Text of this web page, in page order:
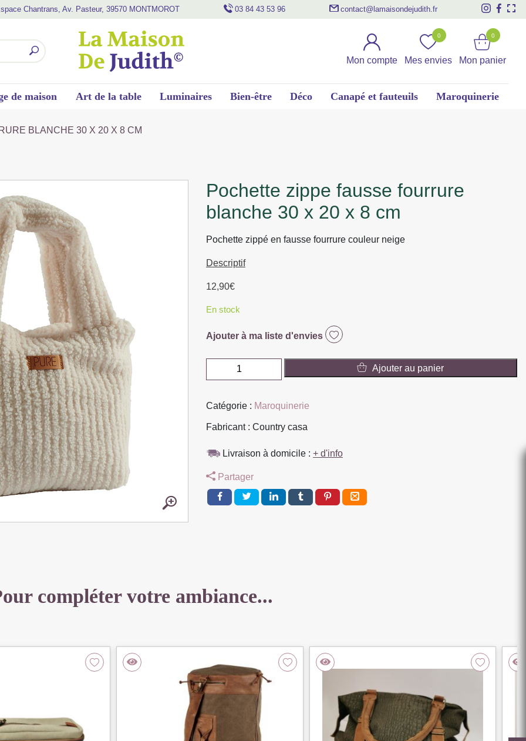
Chantrans, Av. Pasteur, 39570 MONTMOROT 03 84 43 53 96 contact@lamaisondejudith.fr
Mon compte Mes envies
0
Mon panier
0
de maison Art de la table Luminaires Bien-être Déco Canapé et fauteuils Maroquinerie
BLANCHE 30 X 20 X 8 CM
pochette zippe fausse fourrure
blanche 30 x 20 x 8 cm
Pochette zippé en fausse fourrure couleur neige
Descriptif
12,90€
En stock
Ajouter à ma liste d'envies
quantité
de
ZIPPE
FAUSSE
BLANCHE
X
20
X
Ajouter au panier
Catégorie : Maroquinerie
Fabricant : Country casa
Livraison à domicile : + d'info
Partager
compléter votre ambiance...